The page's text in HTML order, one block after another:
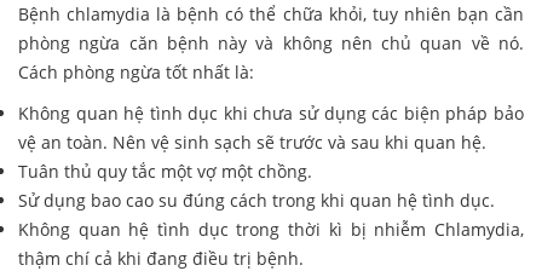
Bệnh chlamydia là bệnh có thể chữa khỏi, tuy nhiên bạn cần
phòng ngừa căn bệnh này và không nên chủ quan về nó.
Cách phòng ngừa tốt nhất là:
Không quan hệ tình dục khi chưa sử dụng các biện pháp bảo
vệ an toàn. Nên vệ sinh sạch sẽ trước và sau khi quan hệ.
Tuân thủ quy tắc một vợ một chồng.
Sử dụng bao cao su đúng cách trong khi quan hệ tình dục.
Không quan hệ tình dục trong thời kì bị nhiễm Chlamydia,
thậm chí cả khi đang điều trị bệnh.